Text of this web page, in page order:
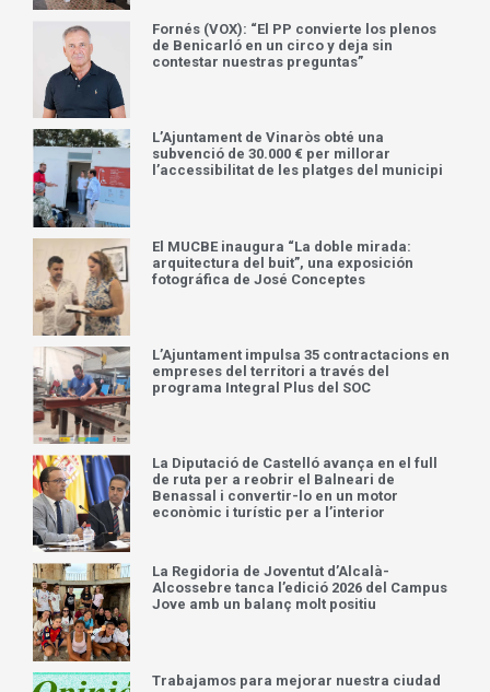
Fornés (VOX): “El PP convierte los plenos
de Benicarló en un circo y deja sin
contestar nuestras preguntas”
L’Ajuntament de Vinaròs obté una
subvenció de 30.000 € per millorar
l’accessibilitat de les platges del municipi
El MUCBE inaugura “La doble mirada:
arquitectura del buit”, una exposición
fotográfica de José Conceptes
L’Ajuntament impulsa 35 contractacions en
empreses del territori a través del
programa Integral Plus del SOC
La Diputació de Castelló avança en el full
de ruta per a reobrir el Balneari de
Benassal i convertir-lo en un motor
econòmic i turístic per a l’interior
La Regidoria de Joventut d’Alcalà-
Alcossebre tanca l’edició 2026 del Campus
Jove amb un balanç molt positiu
Trabajamos para mejorar nuestra ciudad